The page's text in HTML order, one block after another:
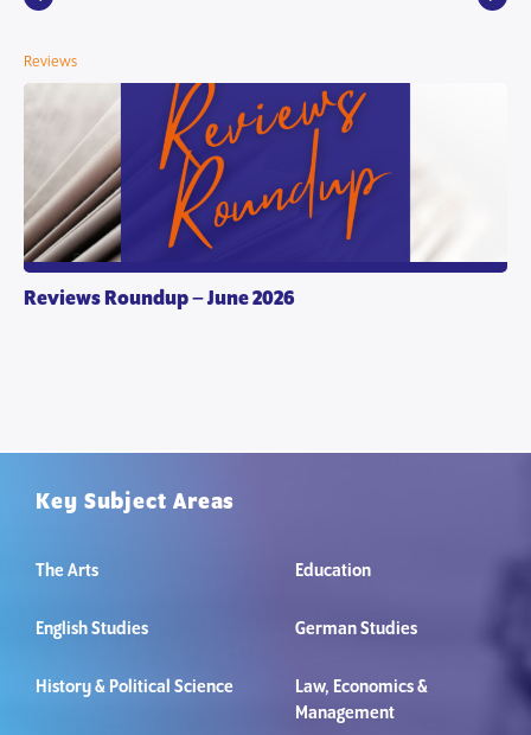
Reviews
Reviews Roundup – June 2026
Key Subject Areas
The Arts Education
English Studies German Studies
History & Political Science
Law, Economics &
Management